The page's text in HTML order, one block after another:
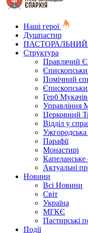
Наші герої
Душпастир
Структура
Правлячий
Помічний
Герб
Управління
Церковний
Відділ у
Ужгородська
Парафії
Монастирі
Капеланське
Актуальні
Новини
Всі Новини
Світ
Україна
МГКЄ
Пастирські
Події